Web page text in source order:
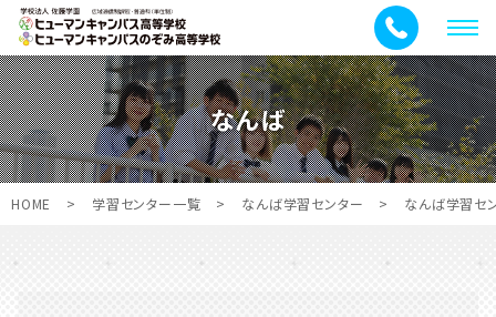
メ
ニ
ュ
ー
なんば
HOME > 学習センター一覧 > なんば学習センター > なんば学習セ